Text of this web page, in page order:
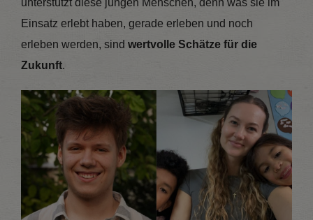
unterstützt diese jungen Menschen, denn was sie im
Einsatz erlebt haben, gerade erleben und noch
erleben werden, sind wertvolle Schätze für die
Zukunft.